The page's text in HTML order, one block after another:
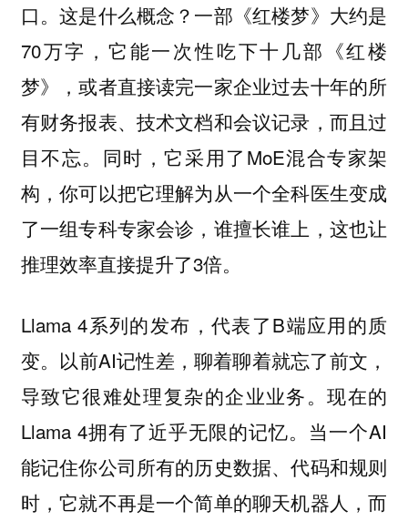
口。这是什么概念？一部《红楼梦》大约是
70万字，它能一次性吃下十几部《红楼
梦》，或者直接读完一家企业过去十年的所
有财务报表、技术文档和会议记录，而且过
目不忘。同时，它采用了MoE混合专家架
构，你可以把它理解为从一个全科医生变成
了一组专科专家会诊，谁擅长谁上，这也让
推理效率直接提升了3倍。
Llama 4系列的发布，代表了B端应用的质
变。以前AI记性差，聊着聊着就忘了前文，
导致它很难处理复杂的企业业务。现在的
Llama 4拥有了近乎无限的记忆。当一个AI
能记住你公司所有的历史数据、代码和规则
时，它就不再是一个简单的聊天机器人，而